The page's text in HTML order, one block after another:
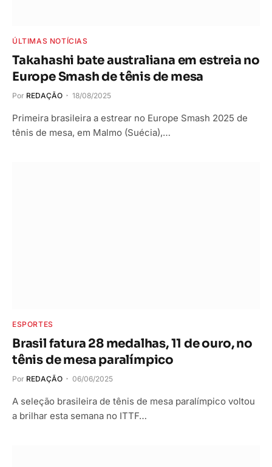
ÚLTIMAS NOTÍCIAS
Takahashi bate australiana em estreia no
Europe Smash de tênis de mesa
Por REDAÇÃO 18/08/2025
Primeira brasileira a estrear no Europe Smash 2025 de
tênis de mesa, em Malmo (Suécia),…
ESPORTES
Brasil fatura 28 medalhas, 11 de ouro, no
tênis de mesa paralímpico
Por REDAÇÃO 06/06/2025
A seleção brasileira de tênis de mesa paralímpico voltou
a brilhar esta semana no ITTF…